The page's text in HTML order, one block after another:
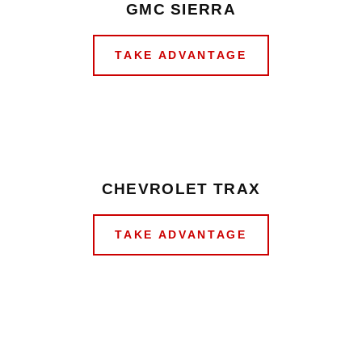
GMC SIERRA
TAKE ADVANTAGE
CHEVROLET TRAX
TAKE ADVANTAGE